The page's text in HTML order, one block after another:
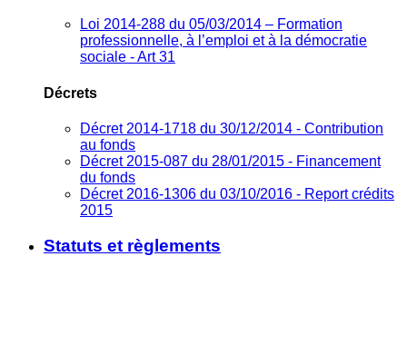
Loi 2014-288 du 05/03/2014 – Formation
professionnelle, à l’emploi et à la démocratie
sociale - Art 31
Décrets
Décret 2014-1718 du 30/12/2014 - Contribution
au fonds
Décret 2015-087 du 28/01/2015 - Financement
du fonds
Décret 2016-1306 du 03/10/2016 - Report crédits
2015
Statuts et règlements